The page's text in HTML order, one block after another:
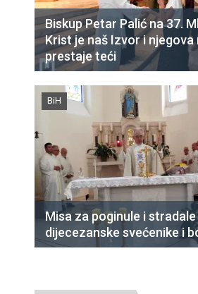
Biskup Petar Palić na 37.
Krist je naš Izvor i njegova
prestaje teći
BiH
Misa za poginule i stradale
dijecezanske svećenike i